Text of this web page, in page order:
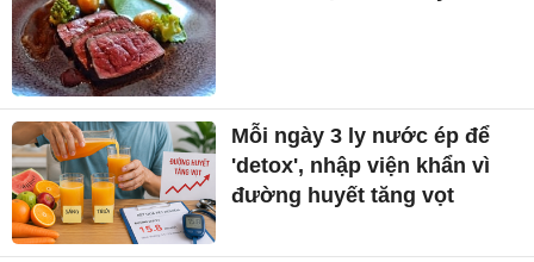
Mỗi ngày 3 ly nước ép để
'detox', nhập viện khẩn vì
đường huyết tăng vọt